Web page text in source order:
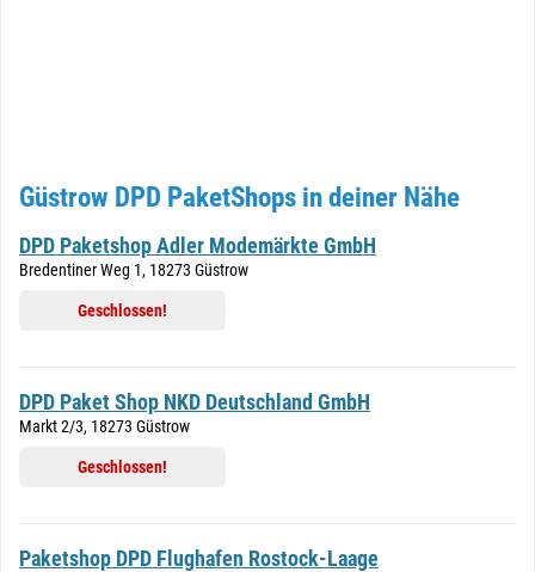
Güstrow DPD PaketShops in deiner Nähe
DPD Paketshop Adler Modemärkte GmbH
Bredentiner Weg 1, 18273 Güstrow
Geschlossen!
DPD Paket Shop NKD Deutschland GmbH
Markt 2/3, 18273 Güstrow
Geschlossen!
Paketshop DPD Flughafen Rostock-Laage